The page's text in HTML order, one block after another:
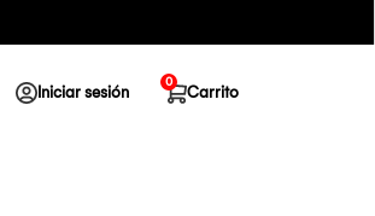
Iniciar sesión Carrito
0